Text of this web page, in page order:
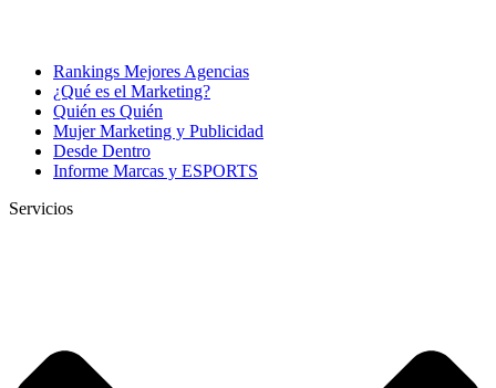
Rankings Mejores Agencias
¿Qué es el Marketing?
Quién es Quién
Mujer Marketing y Publicidad
Desde Dentro
Informe Marcas y ESPORTS
Servicios